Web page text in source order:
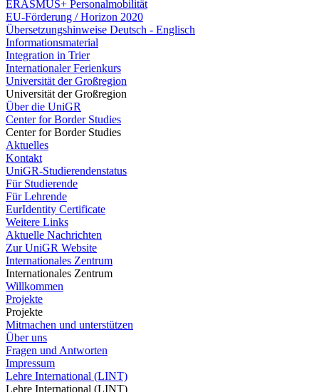
ERASMUS+ Personalmobilität
EU-Förderung / Horizon 2020
Übersetzungshinweise Deutsch - Englisch
Informationsmaterial
Integration in Trier
Internationaler Ferienkurs
Universität der Großregion
Universität der Großregion
Über die UniGR
Center for Border Studies
Center for Border Studies
Aktuelles
Kontakt
UniGR-Studierendenstatus
Für Studierende
Für Lehrende
EurIdentity Certificate
Weitere Links
Aktuelle Nachrichten
Zur UniGR Website
Internationales Zentrum
Internationales Zentrum
Willkommen
Projekte
Projekte
Mitmachen und unterstützen
Über uns
Fragen und Antworten
Impressum
Lehre International (LINT)
Lehre International (LINT)